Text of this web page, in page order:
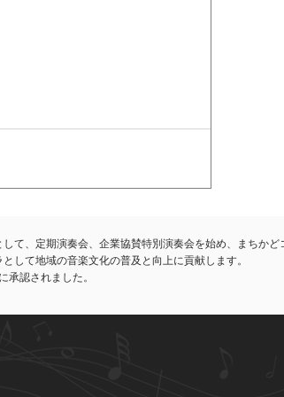
て、定期演奏会、企業協賛特別演奏会を始め、まちか
して地域の音楽文化の普及と向上に貢献します。
承認されました。